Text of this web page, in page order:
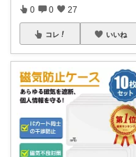
0 0 27
コレ いいね